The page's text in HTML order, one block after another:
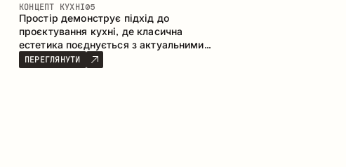
КОНЦЕПТ КУХНІ05
Простір демонструє підхід до
проєктування кухні, де класична
естетика поєднується з актуальними
матеріалами та продуманою
ергономікою. Світла палітра, чітка
ПЕРЕГЛЯНУТИ